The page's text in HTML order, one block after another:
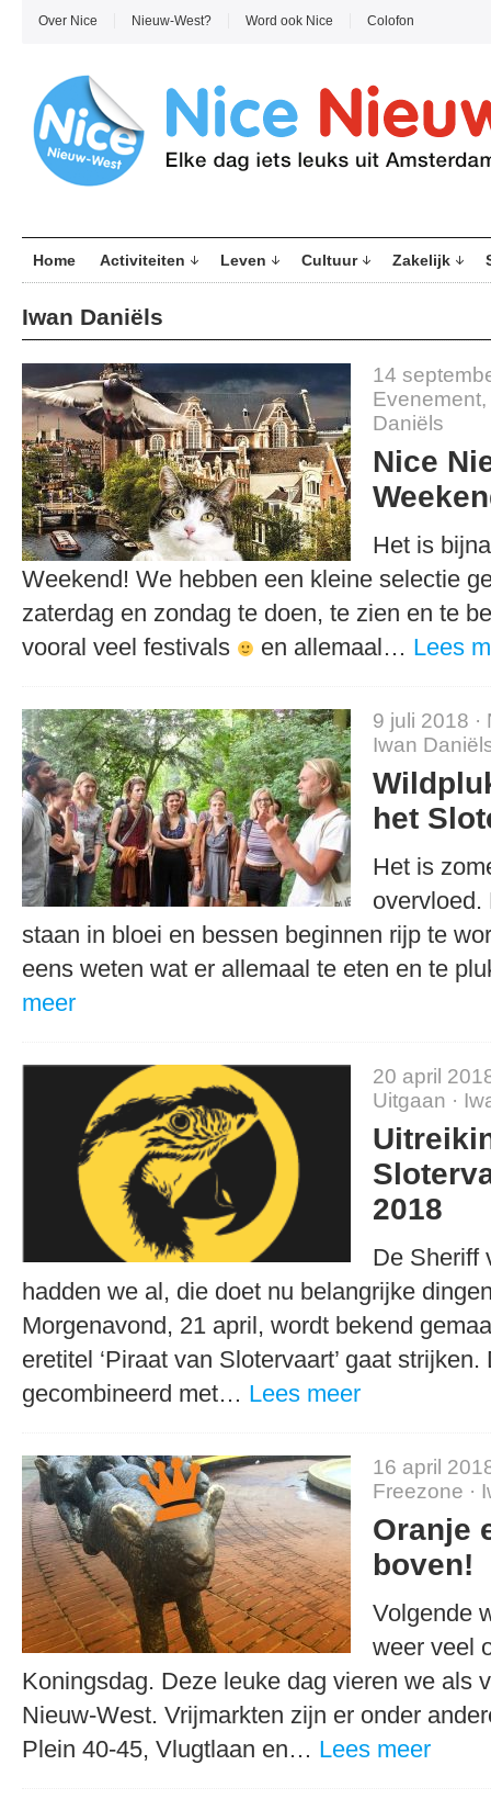
Over Nice Nieuw-West? Word ook Nice Colofon
Home Activiteiten Leven Cultuur Zakelijk
Iwan Daniëls
14
Evenement,
Daniëls
Nice
Het is
Weekend! We hebben een kleine selectie
zaterdag en zondag te doen, te zien en te
vooral veel festivals
en allemaal… Lees
9 juli 2018 ·
Iwan
het
Het is
overvloed.
staan in bloei en bessen beginnen rijp te
eens weten wat er allemaal te eten en te
meer
20 april
Uitgaan ·
2018
De Sheriff
hadden we al, die doet nu belangrijke
Morgenavond, 21 april, wordt bekend
eretitel ‘Piraat van Slotervaart’ gaat
gecombineerd met… Lees meer
16 april
Freezone ·
Oranje
boven!
Volgende
weer veel
Koningsdag. Deze leuke dag vieren we als
Nieuw-West. Vrijmarkten zijn er onder
Plein 40-45, Vlugtlaan en… Lees meer